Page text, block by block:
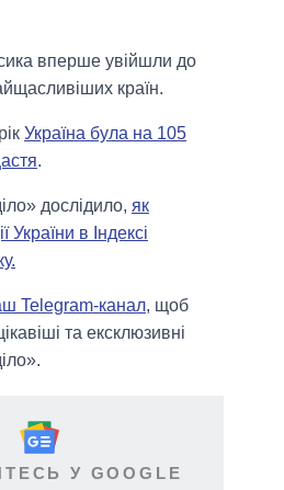
вперше увійшли до
країн.
Україна була на 105
.
дослідило, як
України в Індексі
Telegram-канал, щоб
та ексклюзивні
У GOOGLE